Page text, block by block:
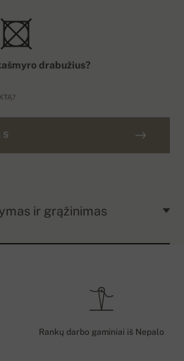
drabužius?
ir grąžinimas
Rankų darbo gaminiai iš Nepalo